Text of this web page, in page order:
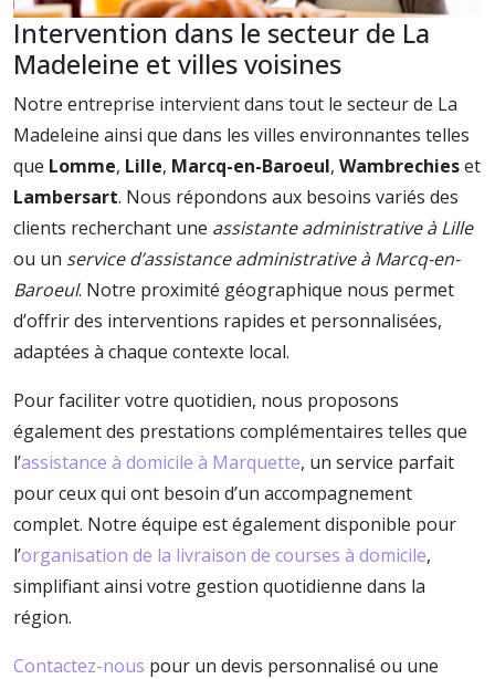
Intervention dans le secteur de La
Madeleine et villes voisines
Notre entreprise intervient dans tout le secteur de La
Madeleine ainsi que dans les villes environnantes telles
que Lomme, Lille, Marcq-en-Baroeul, Wambrechieset
Lambersart. Nous répondons aux besoins variés des
clients recherchant une assistante administrative à Lille
ou un service d’assistance administrative à Marcq-en-
Baroeul. Notre proximité géographique nous permet
d’offrir des interventions rapides et personnalisées,
adaptées à chaque contexte local.
Pour faciliter votre quotidien, nous proposons
également des prestations complémentaires telles que
l’assistance à domicile à Marquette, un service parfait
pour ceux qui ont besoin d’un accompagnement
complet. Notre équipe est également disponible pour
l’organisation de la livraison de courses à domicile,
simplifiant ainsi votre gestion quotidienne dans la
région.
Contactez-nous pour un devis personnalisé ou une